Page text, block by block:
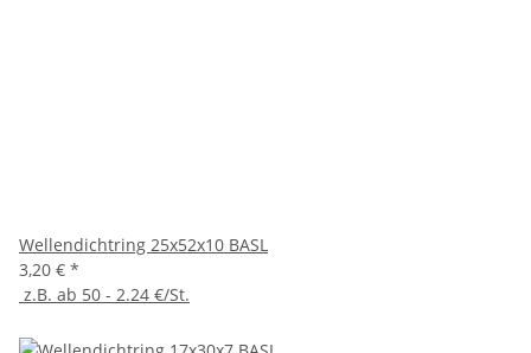
Wellendichtring 25x52x10 BASL
3,20 € *
z.B. ab 50 - 2.24 €/St.